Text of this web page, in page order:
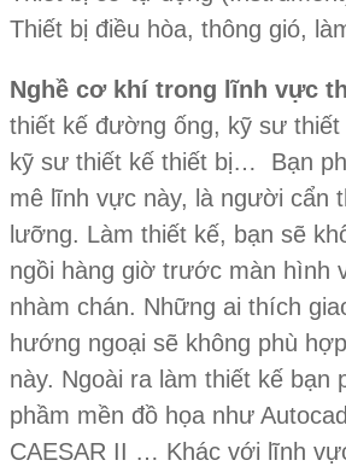
Thiết bị điều hòa, thông gió,
Nghề cơ khí trong lĩnh vực
thiết kế đường ống, kỹ sư
kỹ sư thiết kế thiết bị… Bạn
mê lĩnh vực này, là người cẩn
lưỡng. Làm thiết kế, bạn sẽ
ngồi hàng giờ trước màn hình
nhàm chán. Những ai thích
hướng ngoại sẽ không phù
này. Ngoài ra làm thiết kế bạn
phầm mền đồ họa như
CAESAR II … Khác với lĩnh